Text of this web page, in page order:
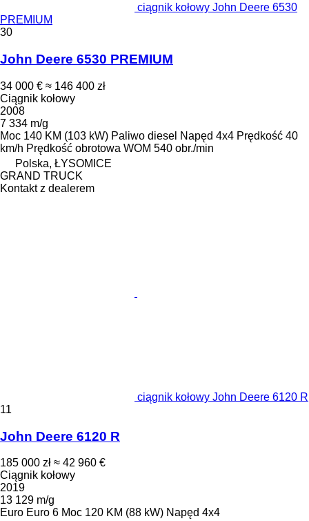
ciągnik kołowy John Deere 6530
PREMIUM
30
John Deere 6530 PREMIUM
34 000 € ≈ 146 400 zł
Ciągnik kołowy
2008
7 334 m/g
Moc 140 KM (103 kW) Paliwo diesel Napęd 4x4 Prędkość 40
km/h Prędkość obrotowa WOM 540 obr./min
Polska, ŁYSOMICE
GRAND TRUCK
Kontakt z dealerem
ciągnik kołowy John Deere 6120 R
11
John Deere 6120 R
185 000 zł ≈ 42 960 €
Ciągnik kołowy
2019
13 129 m/g
Euro Euro 6 Moc 120 KM (88 kW) Napęd 4x4